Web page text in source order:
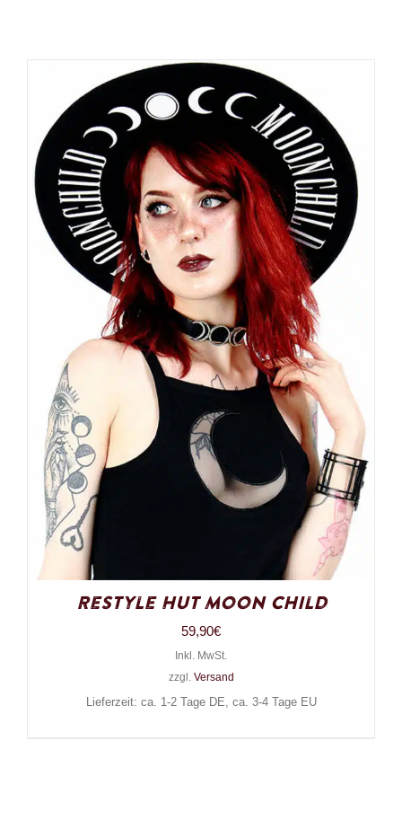
Restyle Hut Moon Child
59,90€
Inkl. MwSt.
zzgl. Versand
Lieferzeit: ca. 1-2 Tage DE, ca. 3-4 Tage EU